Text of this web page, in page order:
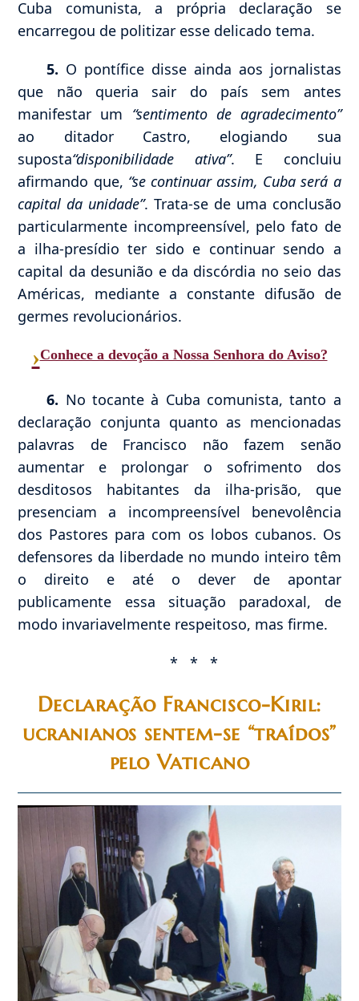
Cuba comunista, a própria declaração se
encarregou de politizar esse delicado tema.
5. O pontífice disse ainda aos jornalistas
que não queria sair do país sem antes
manifestar um “sentimento de agradecimento”
ao ditador Castro, elogiando sua
suposta“disponibilidade ativa”. E concluiu
afirmando que, “se continuar assim, Cuba será a
capital da unidade”. Trata-se de uma conclusão
particularmente incompreensível, pelo fato de
a ilha-presídio ter sido e continuar sendo a
capital da desunião e da discórdia no seio das
Américas, mediante a constante difusão de
germes revolucionários.
›Conhece a devoção a Nossa Senhora do Aviso?
6. No tocante à Cuba comunista, tanto a
declaração conjunta quanto as mencionadas
palavras de Francisco não fazem senão
aumentar e prolongar o sofrimento dos
desditosos habitantes da ilha-prisão, que
presenciam a incompreensível benevolência
dos Pastores para com os lobos cubanos. Os
defensores da liberdade no mundo inteiro têm
o direito e até o dever de apontar
publicamente essa situação paradoxal, de
modo invariavelmente respeitoso, mas firme.
* * *
Declaração Francisco-Kiril:
ucranianos sentem-se “traídos”
pelo Vaticano